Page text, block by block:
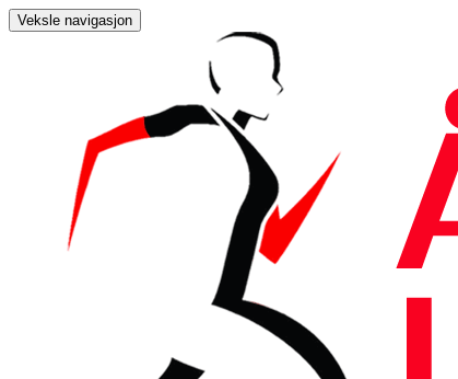
Veksle navigasjon